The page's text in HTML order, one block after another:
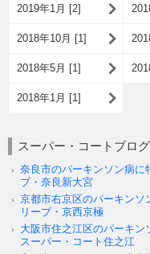
2019年1月 [2]
2018年10月 [1]
2018年5月 [1]
2018年1月 [1]
スーパー・コートブログ
奈良市のパーキンソン病
ブ・奈良新大宮
京都市右京区のパーキン
リーブ・京西京極
大阪市住之江区のパーキ
スーパー・コート住之江